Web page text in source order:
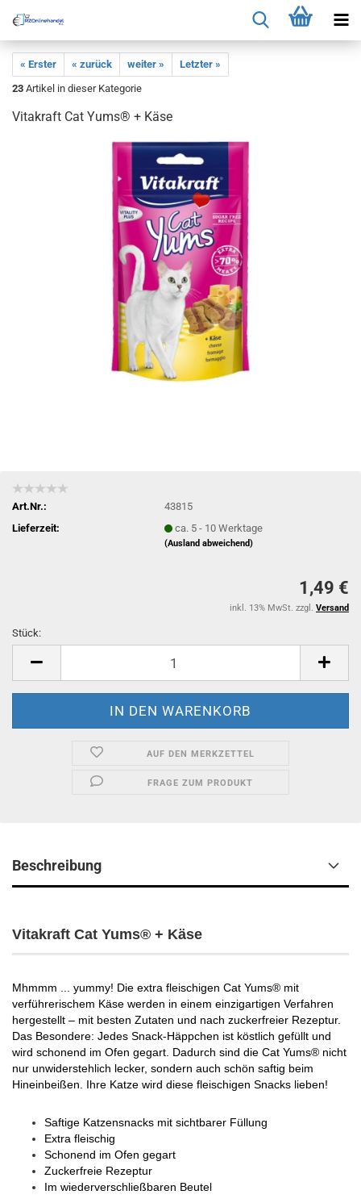
« Erster « zurück weiter »
Letzter »
23 Artikel in dieser Kategorie
Vitakraft Cat Yums® + Käse
Art.Nr.:
43815
Lieferzeit:
ca. 5 - 10 Werktage
(Ausland abweichend)
1,49 €
inkl. 13% MwSt. zzgl. Versand
Stück:
AUF DEN MERKZETTEL
FRAGE ZUM PRODUKT
Beschreibung
Vitakraft Cat Yums® + Käse
Mhmmm ... yummy! Die extra fleischigen Cat Yums® mit
verführerischem Käse werden in einem einzigartigen Verfahren
hergestellt – mit besten Zutaten und nach zuckerfreier Rezeptur.
Das Besondere: Jedes Snack-Häppchen ist köstlich gefüllt und
wird schonend im Ofen gegart. Dadurch sind die Cat Yums® nicht
nur unwiderstehlich lecker, sondern auch schön saftig beim
Hineinbeißen. Ihre Katze wird diese fleischigen Snacks lieben!
Saftige Katzensnacks mit sichtbarer Füllung
Extra fleischig
Schonend im Ofen gegart
Zuckerfreie Rezeptur
Im wiederverschließbaren Beutel